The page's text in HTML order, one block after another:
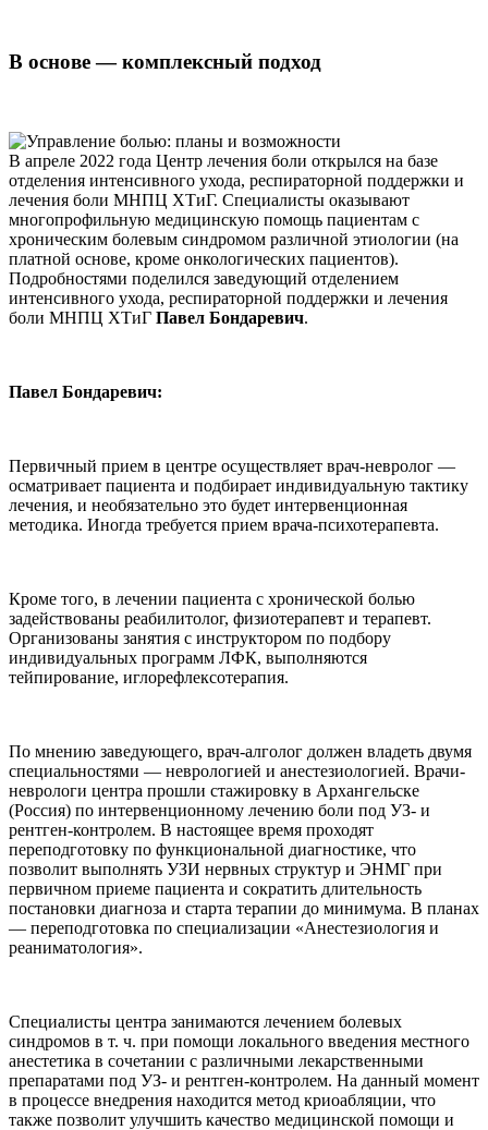
В основе — комплексный подход
В апреле 2022 года Центр лечения боли открылся на базе
отделения интенсивного ухода, респираторной поддержки и
лечения боли МНПЦ ХТиГ. Специалисты оказывают
многопрофильную медицинскую помощь пациентам с
хроническим болевым синдромом различной этиологии (на
платной основе, кроме онкологических пациентов).
Подробностями поделился заведующий отделением
интенсивного ухода, респираторной поддержки и лечения
боли МНПЦ ХТиГ Павел Бондаревич.
Павел Бондаревич:
Первичный прием в центре осуществляет врач-невролог —
осматривает пациента и подбирает индивидуальную тактику
лечения, и необязательно это будет интервенционная
методика. Иногда требуется прием врача-психотерапевта.
Кроме того, в лечении пациента с хронической болью
задействованы реабилитолог, физиотерапевт и терапевт.
Организованы занятия с инструктором по подбору
индивидуальных программ ЛФК, выполняются
тейпирование, иглорефлексотерапия.
По мнению заведующего, врач-алголог должен владеть двумя
специальностями — неврологией и анестезиологией. Врачи-
неврологи центра прошли стажировку в Архангельске
(Россия) по интервенционному лечению боли под УЗ- и
рентген-контролем. В настоящее время проходят
переподготовку по функциональной диагностике, что
позволит выполнять УЗИ нервных структур и ЭНМГ при
первичном приеме пациента и сократить длительность
постановки диагноза и старта терапии до минимума. В планах
— переподготовка по специализации «Анестезиология и
реаниматология».
Специалисты центра занимаются лечением болевых
синдромов в т. ч. при помощи локального введения местного
анестетика в сочетании с различными лекарственными
препаратами под УЗ- и рентген-контролем. На данный момент
в процессе внедрения находится метод криоабляции, что
также позволит улучшить качество медицинской помощи и